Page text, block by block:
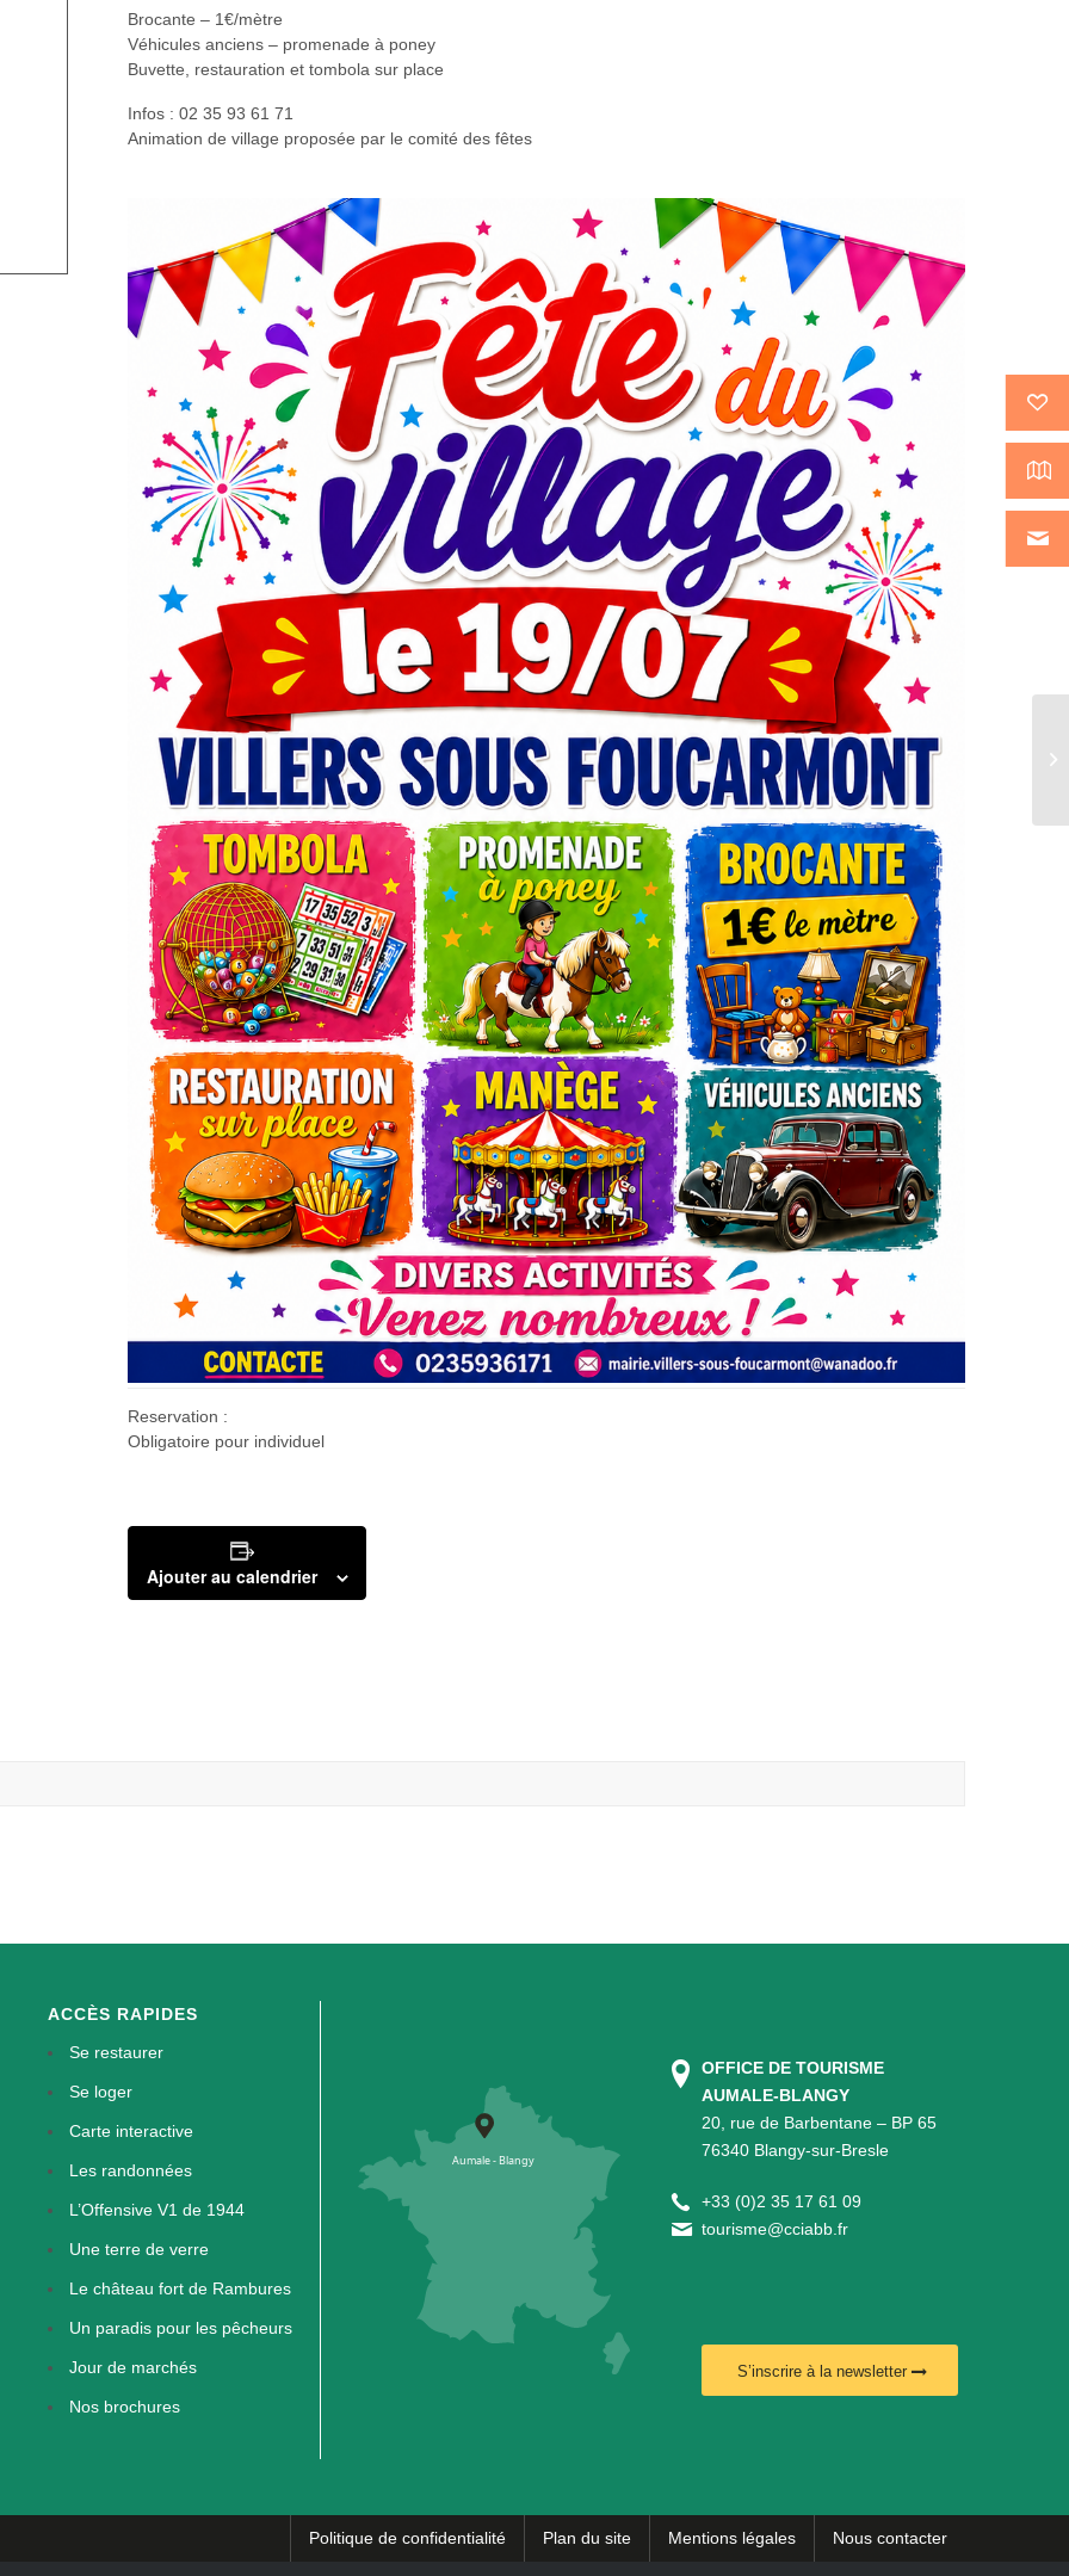
Brocante – 1€/mètre
Véhicules anciens – promenade à poney
Buvette, restauration et tombola sur place
Infos : 02 35 93 61 71
Animation de village proposée par le comité des fêtes
Reservation :
Obligatoire pour individuel
Ajouter au calendrier
ACCÈS RAPIDES
Se restaurer
Se loger
Carte interactive
Les randonnées
L’Offensive V1 de 1944
Une terre de verre
Le château fort de Rambures
Un paradis pour les pêcheurs
Jour de marchés
Nos brochures
OFFICE DE TOURISME
AUMALE-BLANGY
20, rue de Barbentane – BP 65
76340 Blangy-sur-Bresle
+33 (0)2 35 17 61 09
tourisme@cciabb.fr
S’inscrire à la newsletter
Politique de confidentialité Plan du site Mentions légales Nous contacter